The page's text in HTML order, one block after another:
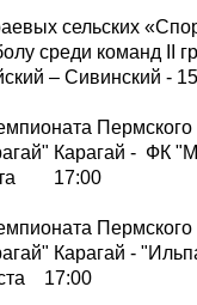
сельских
среди команд II
– Сивинский -
Карагай - ФК
17:00
Карагай -
17:00